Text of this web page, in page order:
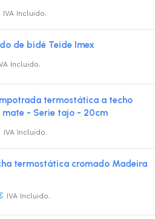
IVA Incluido.
de bidé Teide Imex
Incluido.
termostática a techo
mate - Serie tajo - 20cm
IVA Incluido.
termostática cromado Madeira
IVA Incluido.